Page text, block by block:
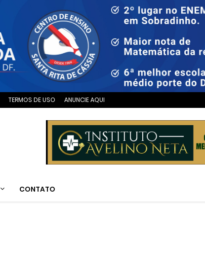
TERMOS DE USO ANUNCIE AQUI
CONTATO